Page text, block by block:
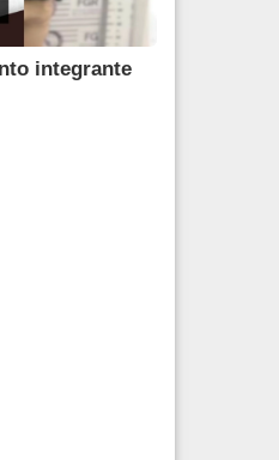
integrante